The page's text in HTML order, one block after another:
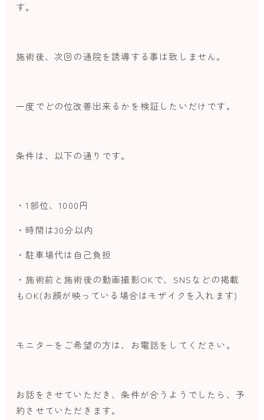
す。
施術後、次回の通院を誘導する事は致しません。
一度でどの位改善出来るかを検証したいだけです。
条件は、以下の通りです。
・1部位、1000円
・時間は30分以内
・駐車場代は自己負担
・施術前と施術後の動画撮影OKで、SNSなどの掲載
もOK(お顔が映っている場合はモザイクを入れます)
モニターをご希望の方は、お電話をしてください。
お話をさせていただき、条件が合うようでしたら、予
約させていただきます。